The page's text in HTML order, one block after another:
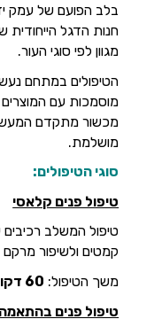
בלב הפועם של עמק
חנות הדגל
מגוון לפי סוגי העור.
הטיפולים במתחם
מוסמכות עם
מכשור מתקדם המעשיר
מושלמת.
סוגי הטיפולים:
טיפול פנים קלאסי
טיפול המשלב
קמטים ולשיפור
משך הטיפול: 60 דקות |
טיפול פנים